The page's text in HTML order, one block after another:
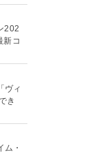
202
新コ
ヴィ
き
ム・